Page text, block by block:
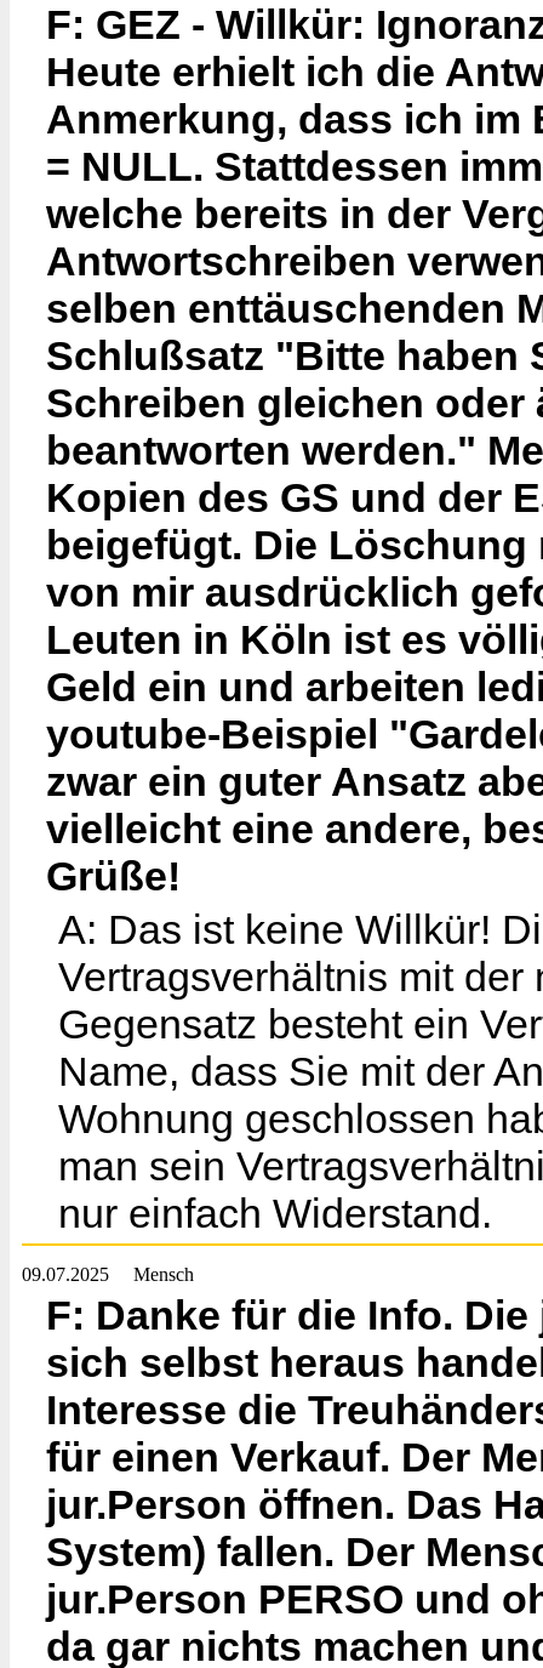
F: GEZ - Willkür:
Heute erhielt ich die
Anmerkung, dass ich im
= NULL. Stattdessen
welche bereits in der
Antwortschreiben
selben enttäuschenden
Schlußsatz "Bitte haben
Schreiben gleichen
beantworten werden."
Kopien des GS und der
beigefügt. Die
von mir ausdrücklich
Leuten in Köln ist es
Geld ein und arbeiten
youtube-Beispiel
zwar ein guter Ansatz
vielleicht eine andere,
Grüße!
A: Das ist keine Willkür!
Vertragsverhältnis mit
Gegensatz besteht ein
Name, dass Sie mit der
Wohnung geschlossen
man sein
nur einfach Widerstand.
09.07.2025 Mensch
F: Danke für die Info.
sich selbst heraus
Interesse die
für einen Verkauf. Der
jur.Person öffnen. Das
System) fallen. Der
jur.Person PERSO und
da gar nichts machen